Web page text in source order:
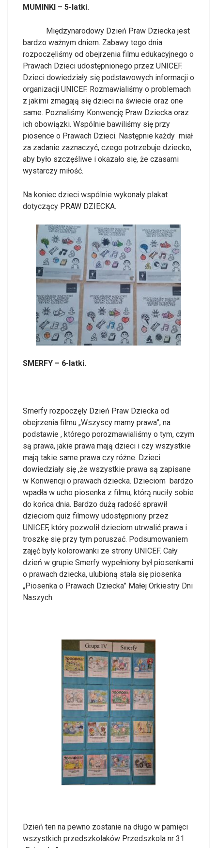
MUMINKI – 5-latki.
Międzynarodowy Dzień Praw Dziecka jest
bardzo ważnym dniem. Zabawy tego dnia
rozpoczęliśmy od obejrzenia filmu edukacyjnego o
Prawach Dzieci udostępnionego przez UNICEF.
Dzieci dowiedziały się podstawowych informacji o
organizacji UNICEF. Rozmawialiśmy o problemach
z jakimi zmagają się dzieci na świecie oraz one
same. Poznaliśmy Konwencję Praw Dziecka oraz
ich obowiązki. Wspólnie bawiliśmy się przy
piosence o Prawach Dzieci. Następnie każdy miał
za zadanie zaznaczyć, czego potrzebuje dziecko,
aby było szczęśliwe i okazało się, że czasami
wystarczy miłość.
Na koniec dzieci wspólnie wykonały plakat
dotyczący PRAW DZIECKA.
SMERFY – 6-latki.
Smerfy rozpoczęły Dzień Praw Dziecka od
obejrzenia filmu „Wszyscy mamy prawa”, na
podstawie , którego porozmawialiśmy o tym, czym
są prawa, jakie prawa mają dzieci i czy wszystkie
mają takie same prawa czy różne. Dzieci
dowiedziały się ,że wszystkie prawa są zapisane
w Konwencji o prawach dziecka. Dzieciom bardzo
wpadła w ucho piosenka z filmu, którą nuciły sobie
do końca dnia. Bardzo dużą radość sprawił
dzieciom quiz filmowy udostępniony przez
UNICEF, który pozwolił dzieciom utrwalić prawa i
troszkę się przy tym poruszać. Podsumowaniem
zajęć były kolorowanki ze strony UNICEF. Cały
dzień w grupie Smerfy wypełniony był piosenkami
o prawach dziecka, ulubioną stała się piosenka
„Piosenka o Prawach Dziecka” Małej Orkiestry Dni
Naszych.
Dzień ten na pewno zostanie na długo w pamięci
wszystkich przedszkolaków Przedszkola nr 31